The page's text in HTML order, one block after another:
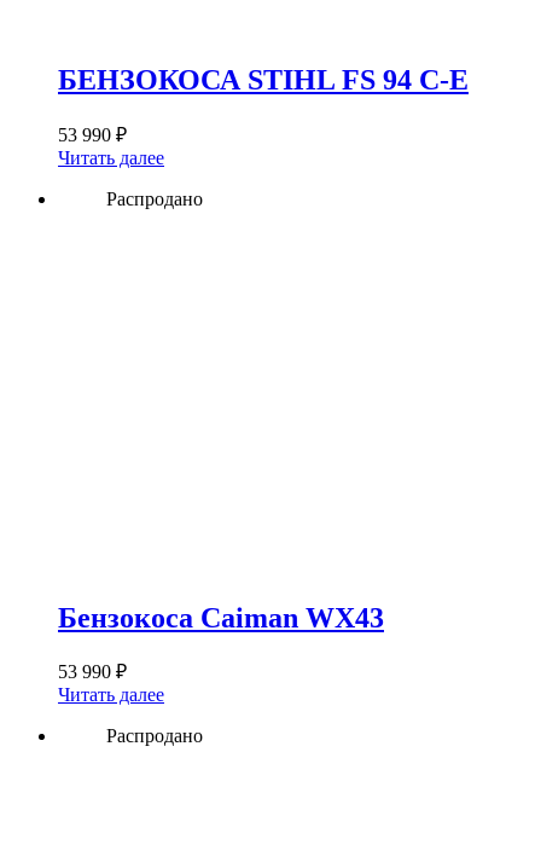
БЕНЗОКОСА STIHL FS 94 C-E
53 990 ₽
Читать далее
Распродано
Бензокоса Caiman WX43
53 990 ₽
Читать далее
Распродано